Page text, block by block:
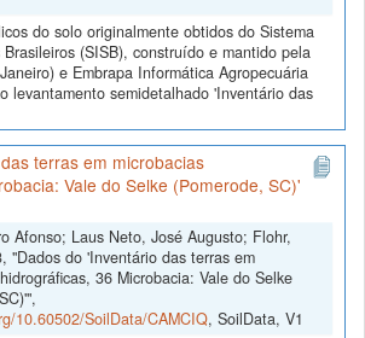
do solo originalmente obtidos do Sistema
(SISB), construído e mantido pela
e Embrapa Informática Agropecuária
levantamento semidetalhado 'Inventário das
terras em microbacias
Vale do Selke (Pomerode, SC)'
Afonso; Laus Neto, José Augusto; Flohr,
"Dados do 'Inventário das terras em
36 Microbacia: Vale do Selke
10.60502/SoilData/CAMCIQ, SoilData, V1